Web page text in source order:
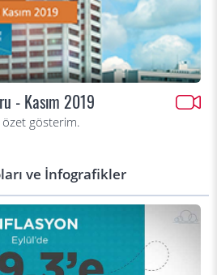
- Kasım 2019
gösterim.
ve İnfografikler